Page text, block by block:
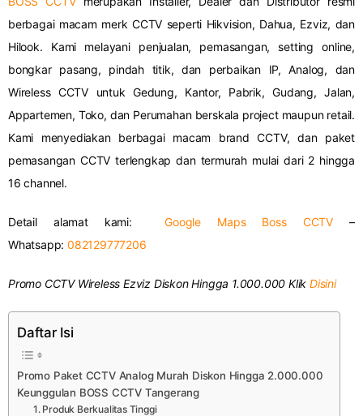
berbagai macam merk CCTV seperti Hikvision, Dahua, Ezviz, dan
Hilook. Kami melayani penjualan, pemasangan, setting online,
bongkar pasang, pindah titik, dan perbaikan IP, Analog, dan
Wireless CCTV untuk Gedung, Kantor, Pabrik, Gudang, Jalan,
Appartemen, Toko, dan Perumahan berskala project maupun retail.
Kami menyediakan berbagai macam brand CCTV, dan paket
pemasangan CCTV terlengkap dan termurah mulai dari 2 hingga
16 channel.
Detail alamat kami:Google Maps Boss CCTV –
Whatsapp:082129777206
Promo CCTV Wireless Ezviz Diskon Hingga 1.000.000 Klik Disini
Daftar Isi
Promo Paket CCTV Analog Murah Diskon Hingga 2.000.000
Keunggulan BOSS CCTV Tangerang
1. Produk Berkualitas Tinggi